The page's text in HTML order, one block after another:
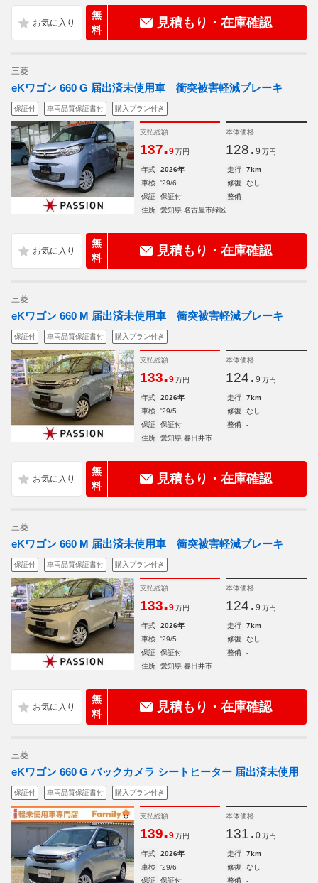
無
料
見積もり・在庫確認
三菱
eKワゴン 660 G 届出済未使用車 衝突被害軽減ブレーキ
保証付 車両品質保証書付 購入プラン付き
支払総額
137.9 万円
本体価格
128. 9 万円
年式 2026年 走行
7km
車検
'29/6 修復
なし
保証
保証付 整備
-
住所
愛知県 名古屋市緑区
無
料
見積もり・在庫確認
三菱
eKワゴン 660 M 届出済未使用車 衝突被害軽減ブレーキ
保証付 車両品質保証書付 購入プラン付き
支払総額
133.9 万円
本体価格
124. 9 万円
年式 2026年 走行
7km
車検
'29/5 修復
なし
保証
保証付 整備
-
住所
愛知県 春日井市
無
料
見積もり・在庫確認
三菱
eKワゴン 660 M 届出済未使用車 衝突被害軽減ブレーキ
保証付 車両品質保証書付 購入プラン付き
支払総額
133.9 万円
本体価格
124. 9 万円
年式 2026年 走行
7km
車検
'29/5 修復
なし
保証
保証付 整備
-
住所
愛知県 春日井市
無
料
見積もり・在庫確認
三菱
eKワゴン 660 G バックカメラ シートヒーター 届出済未使用
保証付 車両品質保証書付 購入プラン付き
支払総額
139.9 万円
本体価格
131. 0 万円
年式 2026年 走行
7km
車検
'29/6 修復
なし
保証
保証付 整備 -